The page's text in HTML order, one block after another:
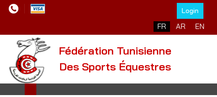
Login
Sélectionnez votre
FR AR EN
Fédération Tunisienne
Des Sports Équestres